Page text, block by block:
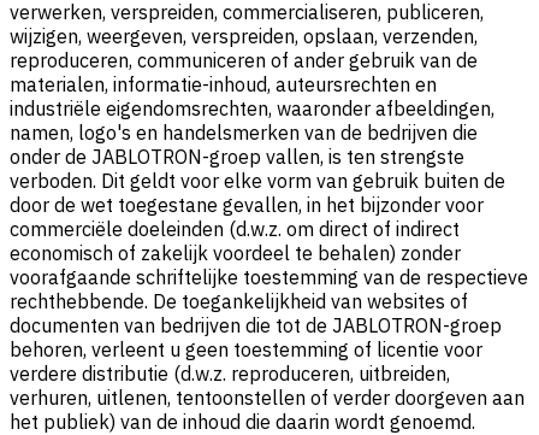
verwerken, verspreiden, commercialiseren, publiceren,
wijzigen, weergeven, verspreiden, opslaan, verzenden,
reproduceren, communiceren of ander gebruik van de
materialen, informatie-inhoud, auteursrechten en
industriële eigendomsrechten, waaronder afbeeldingen,
namen, logo's en handelsmerken van de bedrijven die
onder de JABLOTRON-groep vallen, is ten strengste
verboden. Dit geldt voor elke vorm van gebruik buiten de
door de wet toegestane gevallen, in het bijzonder voor
commerciële doeleinden (d.w.z. om direct of indirect
economisch of zakelijk voordeel te behalen) zonder
voorafgaande schriftelijke toestemming van de respectieve
rechthebbende. De toegankelijkheid van websites of
documenten van bedrijven die tot de JABLOTRON-groep
behoren, verleent u geen toestemming of licentie voor
verdere distributie (d.w.z. reproduceren, uitbreiden,
verhuren, uitlenen, tentoonstellen of verder doorgeven aan
het publiek) van de inhoud die daarin wordt genoemd.